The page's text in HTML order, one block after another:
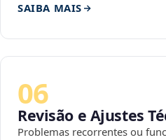
SAIBA MAIS
06
Revisão e Ajustes
Problemas recorrentes ou